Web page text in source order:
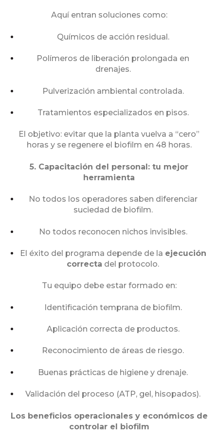
Aquí entran soluciones como:
Químicos de acción residual.
Polímeros de liberación prolongada en
drenajes.
Pulverización ambiental controlada.
Tratamientos especializados en pisos.
El objetivo: evitar que la planta vuelva a “cero”
horas y se regenere el biofilm en 48 horas.
5. Capacitación del personal: tu mejor
herramienta
No todos los operadores saben diferenciar
suciedad de biofilm.
No todos reconocen nichos invisibles.
El éxito del programa depende de la ejecución
correcta del protocolo.
Tu equipo debe estar formado en:
Identificación temprana de biofilm.
Aplicación correcta de productos.
Reconocimiento de áreas de riesgo.
Buenas prácticas de higiene y drenaje.
Validación del proceso (ATP, gel, hisopados).
Los beneficios operacionales y económicos de
controlar el biofilm